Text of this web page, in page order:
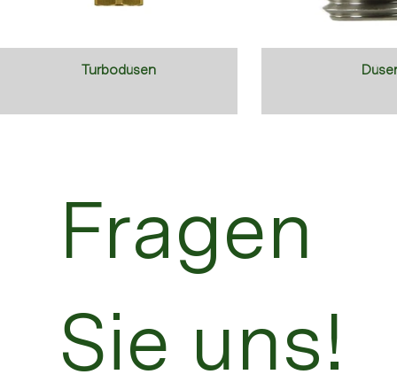
Turbodüsen
Fragen
Sie uns!